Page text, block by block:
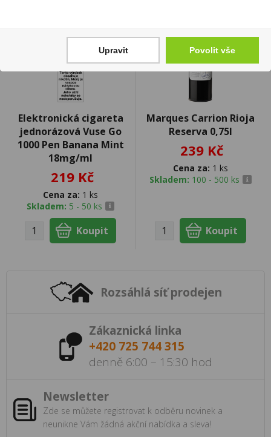
Elektronická cigareta
jednorázová Vuse Go
1000 Pen Banana Mint
18mg/ml
219 Kč
Cena za: 1 ks
Skladem: 5 - 50 ks
Marques Carrion Rioja
Reserva 0,75l
239 Kč
Cena za: 1 ks
Skladem: 100 - 500 ks
Rozsáhlá síť prodejen
Zákaznická linka
+420 725 744 315
denně 6:00 – 15:30 hod
Newsletter
Zde se můžete registrovat k odběru novinek a
neunikne Vám žádná akční nabídka a sleva!
Upravit Povolit vše